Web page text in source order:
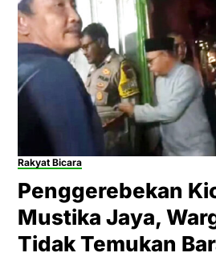
Rakyat Bicara
Penggerebekan
Mustika Jaya,
Tidak Temukan